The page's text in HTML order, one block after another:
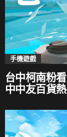
手機遊戲
台中柯南粉
中中友百貨